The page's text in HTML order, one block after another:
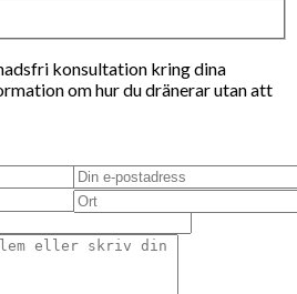
konsultation kring dina
om hur du dränerar utan att